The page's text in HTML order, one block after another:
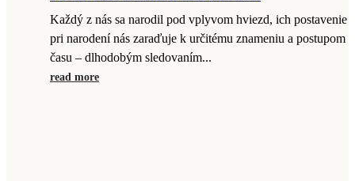
Každý z nás sa narodil pod vplyvom hviezd, ich postavenie
pri narodení nás zaraďuje k určitému znameniu a postupom
času – dlhodobým sledovaním...
read more